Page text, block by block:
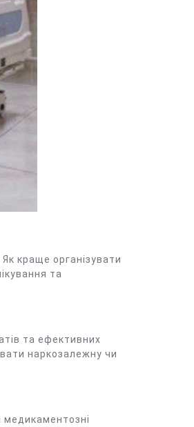
краще організувати
та
та ефективних
наркозалежну чи
медикаментозні